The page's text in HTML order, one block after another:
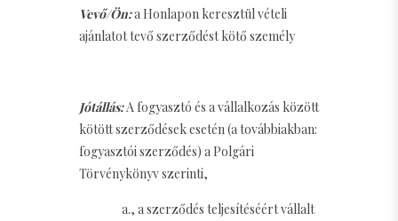
Vevő/Ön:a Honlapon keresztül vételi
ajánlatot tevő szerződést kötő személy
Jótállás:A fogyasztó és a vállalkozás között
kötött szerződések esetén (a továbbiakban:
fogyasztói szerződés) a Polgári
Törvénykönyv szerinti,
a., a szerződés teljesítéséért vállalt